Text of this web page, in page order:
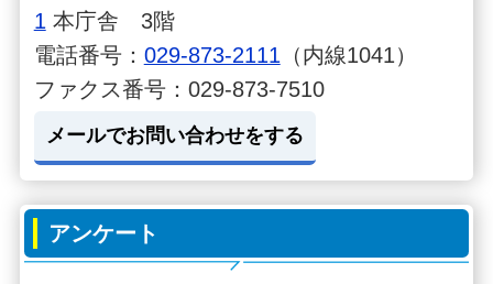
1 本庁舎 3階
電話番号： 029-873-2111 （内線1041）
ファクス番号：029-873-7510
メールでお問い合わせをする
アンケート